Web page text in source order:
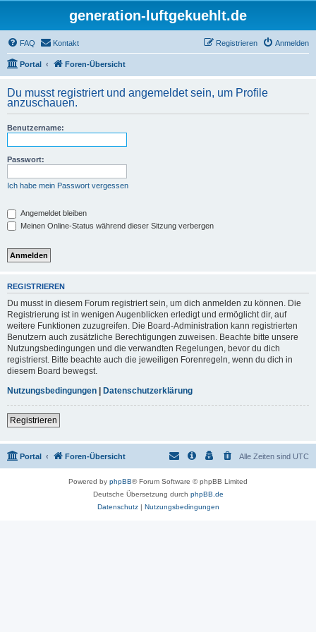
generation-luftgekuehlt.de
FAQ Kontakt Anmelden
Registrieren
Portal Foren-Übersicht
Du musst registriert und angemeldet sein, um Profile
anzuschauen.
Benutzername:
Passwort:
Ich habe mein Passwort vergessen
Angemeldet bleiben
Meinen Online-Status während dieser Sitzung verbergen
REGISTRIEREN
Du musst in diesem Forum registriert sein, um dich anmelden zu können. Die
Registrierung ist in wenigen Augenblicken erledigt und ermöglicht dir, auf
weitere Funktionen zuzugreifen. Die Board-Administration kann registrierten
Benutzern auch zusätzliche Berechtigungen zuweisen. Beachte bitte unsere
Nutzungsbedingungen und die verwandten Regelungen, bevor du dich
registrierst. Bitte beachte auch die jeweiligen Forenregeln, wenn du dich in
diesem Board bewegst.
Nutzungsbedingungen | Datenschutzerklärung
Registrieren
Portal Foren-Übersicht Alle Zeiten sind UTC
Powered by phpBB® Forum Software © phpBB Limited
Deutsche Übersetzung durch phpBB.de
Datenschutz| Nutzungsbedingungen